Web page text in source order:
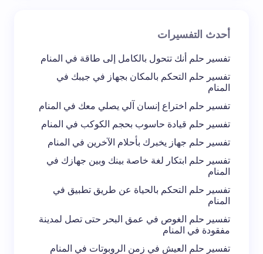
احفظ اسمي والبريد الإلكتروني في هذا المتصفح
لاستخدامه في المرة المقبلة في تعليقي.
أحدث التفسيرات
تفسير حلم أنك تتحول بالكامل إلى طاقة في المنام
تفسير حلم التحكم بالمكان بجهاز في جيبك في
المنام
تفسير حلم اختراع إنسان آلي يصلي معك في المنام
تفسير حلم قيادة حاسوب بحجم الكوكب في المنام
تفسير حلم جهاز يخبرك بأحلام الآخرين في المنام
تفسير حلم ابتكار لغة خاصة بينك وبين جهازك في
المنام
تفسير حلم التحكم بالحياة عن طريق تطبيق في
المنام
تفسير حلم الغوص في عمق البحر حتى تصل لمدينة
مفقودة في المنام
تفسير حلم العيش في زمن الروبوتات في المنام